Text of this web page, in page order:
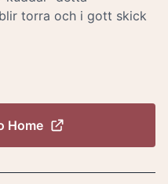
torra och i gott skick
Home